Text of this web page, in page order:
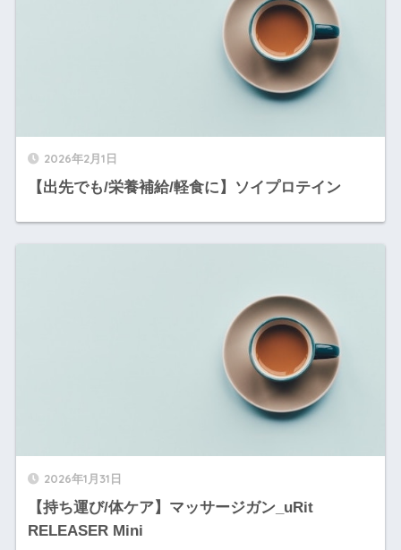
2026年2月1日
【出先でも/栄養補給/軽食に】ソイプロテイン
2026年1月31日
【持ち運び/体ケア】マッサージガン_uRit
RELEASER Mini